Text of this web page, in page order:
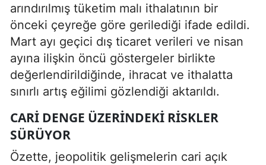
arındırılmış tüketim malı ithalatının bir
önceki çeyreğe göre gerilediği ifade edildi.
Mart ayı geçici dış ticaret verileri ve nisan
ayına ilişkin öncü göstergeler birlikte
değerlendirildiğinde, ihracat ve ithalatta
sınırlı artış eğilimi gözlendiği aktarıldı.
CARI DENGE ÜZERINDEKI RISKLER
SÜRÜYOR
Özette, jeopolitik gelişmelerin cari açık